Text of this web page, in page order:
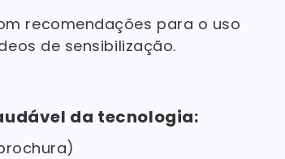
recomendações para o uso
de sensibilização.
da tecnologia: